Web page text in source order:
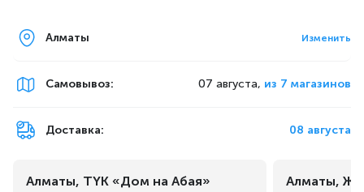
Алматы Изменить
Самовывоз: 07 августа, из 7 магазинов
Доставка: 08 августа
Алматы, ТҮК «Дом на Абая»
Алматы,